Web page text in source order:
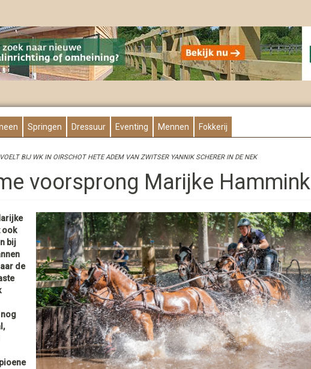
Springen Dressuur Eventing Mennen Fokkerij
BIJ WK IN OIRSCHOT HETE ADEM VAN ZWITSER YANNIK SCHERER IN DE NEK
voorsprong Marijke Hammink
ook
bij
de